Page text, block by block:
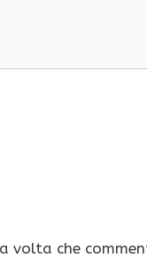
volta che